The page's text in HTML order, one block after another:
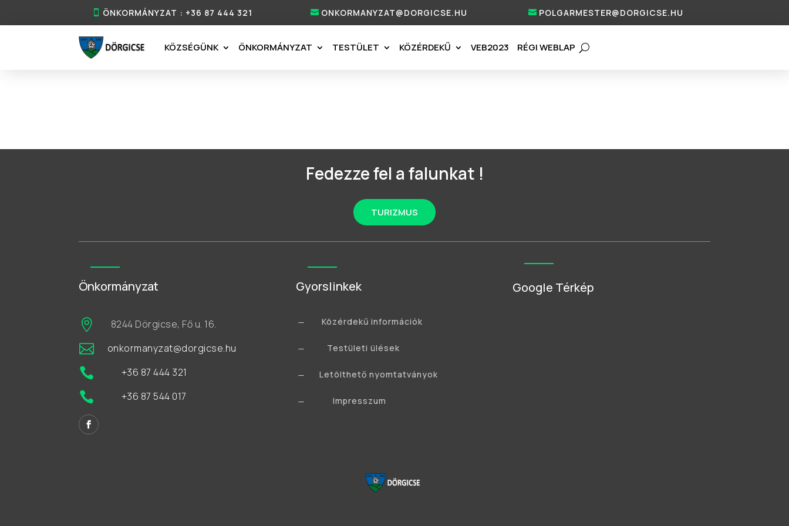
ÖNKORMÁNYZAT : +36 87 444 321 ONKORMANYZAT@DORGICSE.HU POLGARMESTER@DORGICSE.HU
KÖZSÉGÜNK ÖNKORMÁNYZAT TESTÜLET KÖZÉRDEKŰ VEB2023 RÉGI WEBLAP
Fedezze fel a falunkat !
TURIZMUS
Önkormányzat
 8244 Dörgicse, Fő u. 16.
 onkormanyzat@dorgicse.hu
 +36 87 444 321
 +36 87 544 017
Gyorslinkek
K Közérdekű információk
K Testületi ülések
K Letölthető nyomtatványok
K Impresszum
Google Térkép